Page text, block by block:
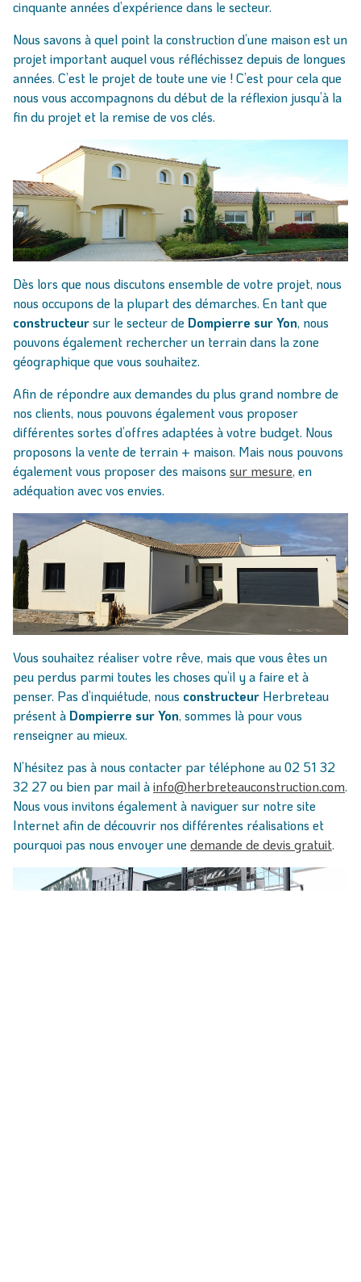
cinquante années d’expérience dans le secteur.
Nous savons à quel point la construction d’une maison est un
projet important auquel vous réfléchissez depuis de longues
années. C’est le projet de toute une vie ! C’est pour cela que
nous vous accompagnons du début de la réflexion jusqu’à la
fin du projet et la remise de vos clés.
Dès lors que nous discutons ensemble de votre projet, nous
nous occupons de la plupart des démarches. En tant que
constructeursur le secteur de Dompierre sur Yon, nous
pouvons également rechercher un terrain dans la zone
géographique que vous souhaitez.
Afin de répondre aux demandes du plus grand nombre de
nos clients, nous pouvons également vous proposer
différentes sortes d’offres adaptées à votre budget. Nous
proposons la vente de terrain + maison. Mais nous pouvons
également vous proposer des maisons sur mesure, en
adéquation avec vos envies.
Vous souhaitez réaliser votre rêve, mais que vous êtes un
peu perdus parmi toutes les choses qu’il y a faire et à
penser. Pas d’inquiétude, nous constructeur Herbreteau
présent à Dompierre sur Yon, sommes là pour vous
renseigner au mieux.
N’hésitez pas à nous contacter par téléphone au 02 51 32
32 27 ou bien par mail àinfo@herbreteauconstruction.com.
Nous vous invitons également à naviguer sur notre site
Internet afin de découvrir nos différentes réalisations et
pourquoi pas nous envoyer une demande de devis gratuit.